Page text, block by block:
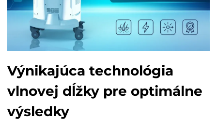
Výnikajúca technológia
vlnovej dĺžky pre optimálne
výsledky